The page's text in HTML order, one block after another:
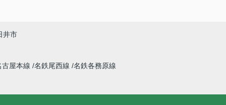
井市
古屋本線 名鉄尾西線 名鉄各務原線